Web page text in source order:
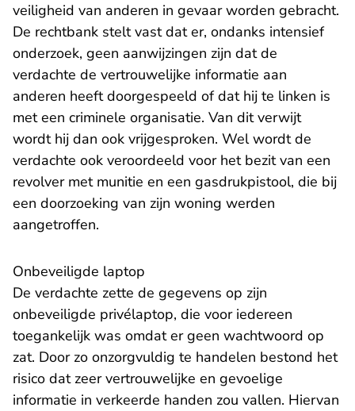
veiligheid van anderen in gevaar worden gebracht.
De rechtbank stelt vast dat er, ondanks intensief
onderzoek, geen aanwijzingen zijn dat de
verdachte de vertrouwelijke informatie aan
anderen heeft doorgespeeld of dat hij te linken is
met een criminele organisatie. Van dit verwijt
wordt hij dan ook vrijgesproken. Wel wordt de
verdachte ook veroordeeld voor het bezit van een
revolver met munitie en een gasdrukpistool, die bij
een doorzoeking van zijn woning werden
aangetroffen.
Onbeveiligde laptop
De verdachte zette de gegevens op zijn
onbeveiligde privélaptop, die voor iedereen
toegankelijk was omdat er geen wachtwoord op
zat. Door zo onzorgvuldig te handelen bestond het
risico dat zeer vertrouwelijke en gevoelige
informatie in verkeerde handen zou vallen. Hiervan